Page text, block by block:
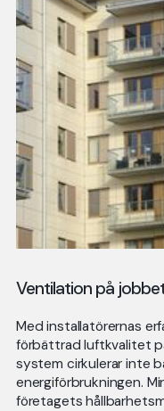
Ventilation på
Med installatörernas
förbättrad luftkvalitet
system cirkulerar inte
energiförbrukningen.
företagets